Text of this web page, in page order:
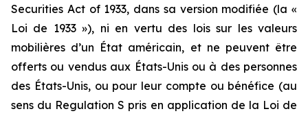
Securities Act of 1933, dans sa version modifiée (la «
Loi de 1933 »), ni en vertu des lois sur les valeurs
mobilières d’un État américain, et ne peuvent être
offerts ou vendus aux États-Unis ou à des personnes
des États-Unis, ou pour leur compte ou bénéfice (au
sens du Regulation S pris en application de la Loi de